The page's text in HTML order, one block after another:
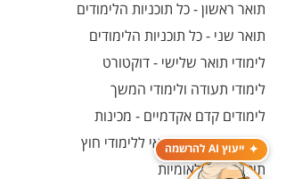
ייעוץ AI להרשמה
תואר ראשון - כל תוכניות הלימודים
תואר שני - כל תוכניות הלימודים
לימודי תואר שלישי - דוקטורט
לימודי תעודה ולימודי המשך
לימודים קדם אקדמיים - מכינות
המרכז האוניברסיטאי ללימודי חוץ
תוכניות בין-לאומיות